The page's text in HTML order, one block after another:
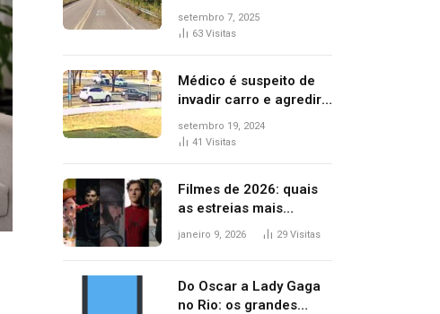
pessoas feridas e uma
mulher morta na TO-
setembro 7, 2025
63 Visitas
Médico é suspeito de
invadir carro e agredir
delegado aposentado
durante confusão no
setembro 19, 2024
41 Visitas
Filmes de 2026: quais
as estreias mais
aguardadas do ano?
janeiro 9, 2026 29 Visitas
Do Oscar a Lady Gaga
no Rio: os grandes